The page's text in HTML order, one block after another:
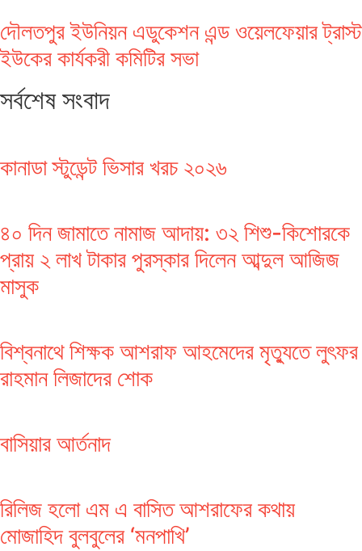
দৌলতপুর ইউনিয়ন এডুকেশন এন্ড ওয়েলফেয়ার ট্রাস্ট
ইউকের কার্যকরী কমিটির সভা
সর্বশেষ সংবাদ
কানাডা স্টুডেন্ট ভিসার খরচ ২০২৬
৪০ দিন জামাতে নামাজ আদায়: ৩২ শিশু-কিশোরকে
প্রায় ২ লাখ টাকার পুরস্কার দিলেন আব্দুল আজিজ
মাসুক
বিশ্বনাথে শিক্ষক আশরাফ আহমেদের মৃত্যুতে লুৎফর
রাহমান লিজাদের শোক
বাসিয়ার আর্তনাদ
রিলিজ হলো এম এ বাসিত আশরাফের কথায়
মোজাহিদ বুলবুলের ‘মনপাখি’